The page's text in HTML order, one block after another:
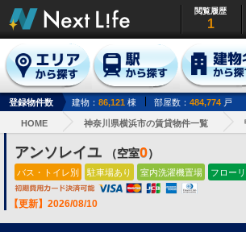
閲覧履歴
1
登録物件数 建物： 86,121 棟 部屋数： 484,774 戸
HOME 神奈川県横浜市の賃貸物件一覧
アンソレイユ （空室0）
バス・トイレ別 駐車場あり 室内洗濯機置場 フロー
【更新】2026/08/10